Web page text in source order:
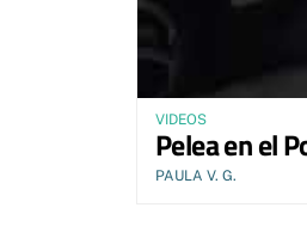
VIDEOS
Pelea en el
PAULA V. G.